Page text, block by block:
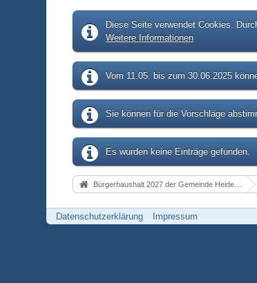
Diese Seite verwendet Cookies.
Weitere Informationen
Vom 11.05. bis zum 30.06.2025
Sie können für die Vorschläge
Es wurden keine Einträge gefunden.
Bürgerhaushalt 2027 der Gemeinde Heidenrod
Datenschutzerklärung Impressum